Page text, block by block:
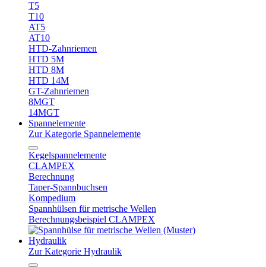
T5
T10
AT5
AT10
HTD-Zahnriemen
HTD 5M
HTD 8M
HTD 14M
GT-Zahnriemen
8MGT
14MGT
Spannelemente
Zur Kategorie Spannelemente
Kegelspannelemente
CLAMPEX
Berechnung
Taper-Spannbuchsen
Kompedium
Spannhülsen für metrische Wellen
Berechnungsbeispiel CLAMPEX
Hydraulik
Zur Kategorie Hydraulik